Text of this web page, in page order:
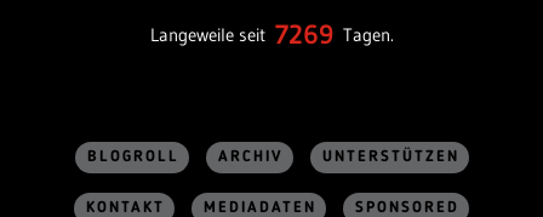
Langeweile seit 7269 Tagen.
BLOGROLL ARCHIV UNTERSTÜTZEN
KONTAKT MEDIADATEN SPONSORED